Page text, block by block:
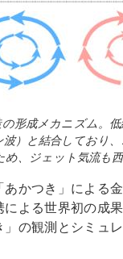
の形成メカニズム。
波）と結合しており
、ジェット気流も
かつき」による
による世界初の成
の観測とシミュ